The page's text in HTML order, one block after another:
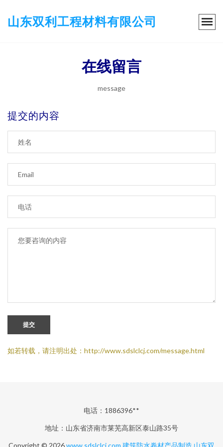
山东双利工程材料有限公司
在线留言
message
提交的内容
提交
如若转载，请注明出处：http://www.sdslclcj.com/message.html
电话：1886396**
地址：山东省济南市莱芜高新区泰山路35号
Copyright © 2026www.sdslclcj.com 建筑防水卷材产品制造 山东双